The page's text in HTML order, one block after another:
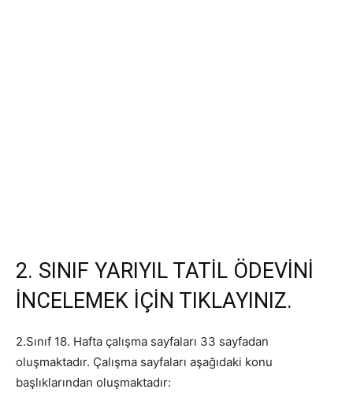
2. SINIF YARIYIL TATİL ÖDEVİNİ
İNCELEMEK İÇİN TIKLAYINIZ.
2.Sınıf 18. Hafta çalışma sayfaları 33 sayfadan
oluşmaktadır. Çalışma sayfaları aşağıdaki konu
başlıklarından oluşmaktadır: